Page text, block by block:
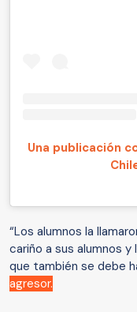
Una publicación
“Los alumnos la
cariño a sus alumnos y
que también se debe
agresor.